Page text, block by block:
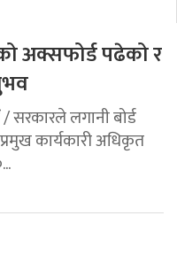
अक्सफोर्ड पढेको र
सरकारले लगानी बोर्ड
कार्यकारी अधिकृत